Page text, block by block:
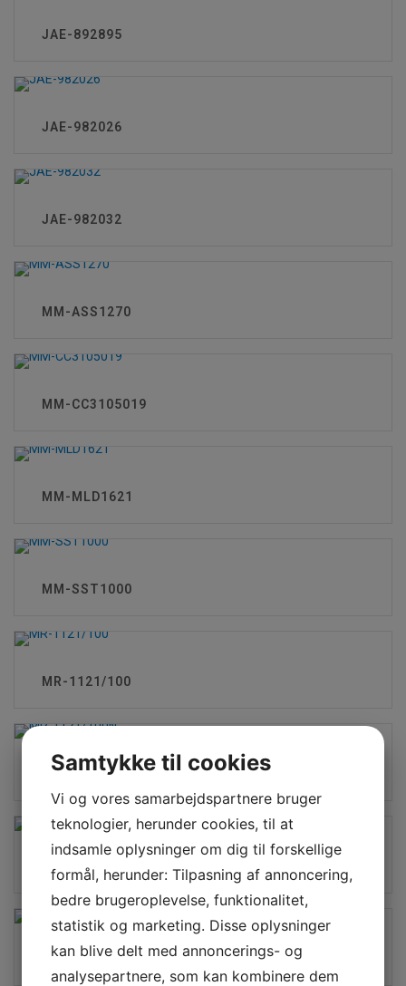
JAE-892895
JAE-982026
JAE-982032
MM-ASS1270
MM-CC3105019
MM-MLD1621
MM-SST1000
MR-1121/100
MR-1121/100N
MR-1225/100
MR-1225/100N
Samtykke til cookies
Vi og vores samarbejdspartnere bruger
teknologier, herunder cookies, til at
indsamle oplysninger om dig til forskellige
formål, herunder: Tilpasning af annoncering,
bedre brugeroplevelse, funktionalitet,
statistik og marketing. Disse oplysninger
kan blive delt med annoncerings- og
analysepartnere, som kan kombinere dem